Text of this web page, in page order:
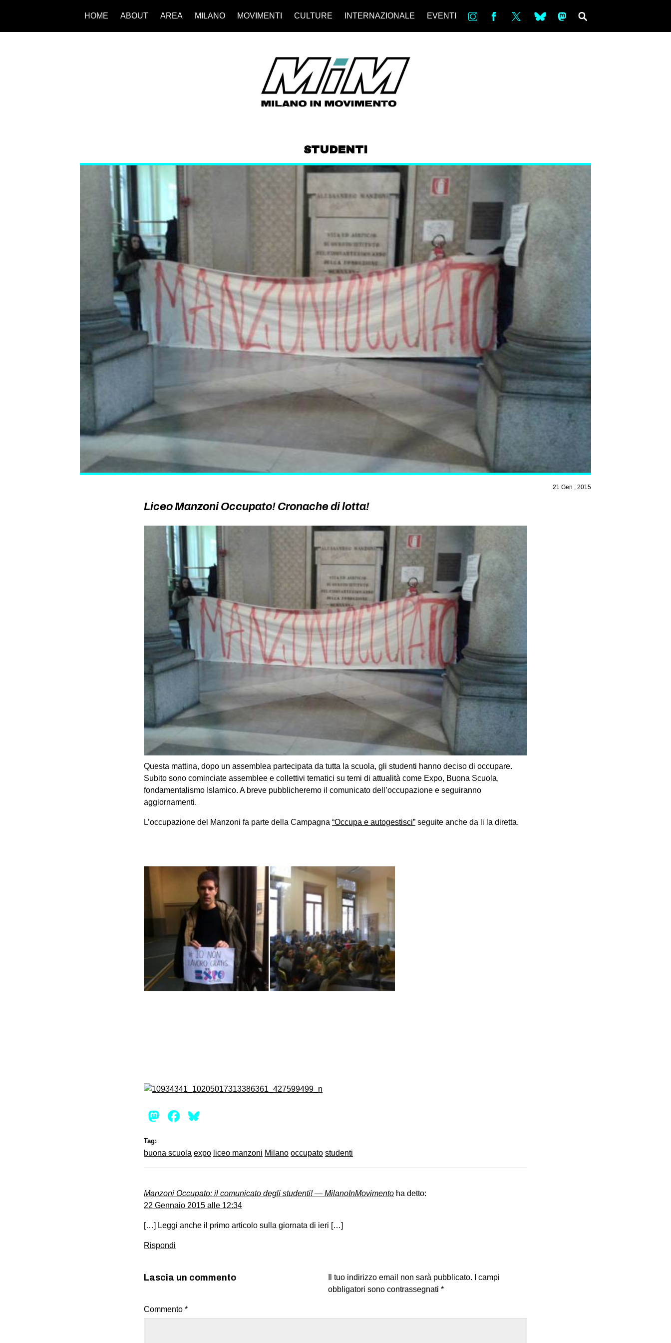
HOME ABOUT AREA MILANO MOVIMENTI CULTURE INTERNAZIONALE EVENTI in bsky ms
STUDENTI
21 Gen , 2015
Liceo Manzoni Occupato! Cronache di lotta!
Questa mattina, dopo un assemblea partecipata da tutta la scuola, gli studenti hanno deciso di occupare.
Subito sono cominciate assemblee e collettivi tematici su temi di attualità come Expo, Buona Scuola,
fondamentalismo Islamico. A breve pubblicheremo il comunicato dell’occupazione e seguiranno
aggiornamenti.
L’occupazione del Manzoni fa parte della Campagna “Occupa e autogestisci” seguite anche da li la diretta.
Mastodon
Facebook
Tag:
buona scuola expo liceo manzoni Milano occupato studenti
Manzoni Occupato: il comunicato degli studenti! — MilanoInMovimento ha detto:
22 Gennaio 2015 alle 12:34
[…] Leggi anche il primo articolo sulla giornata di ieri […]
Rispondi
Lascia un commento Il tuo indirizzo email non sarà pubblicato.
I campi
obbligatori sono contrassegnati *
Commento *